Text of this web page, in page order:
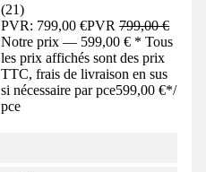
(21)
PVR: 799,00 €PVR799,00 €
Notre prix — 599,00 € * Tous
les prix affichés sont des prix
TTC, frais de livraison en sus
si nécessaire par pce599,00 €*/
pce